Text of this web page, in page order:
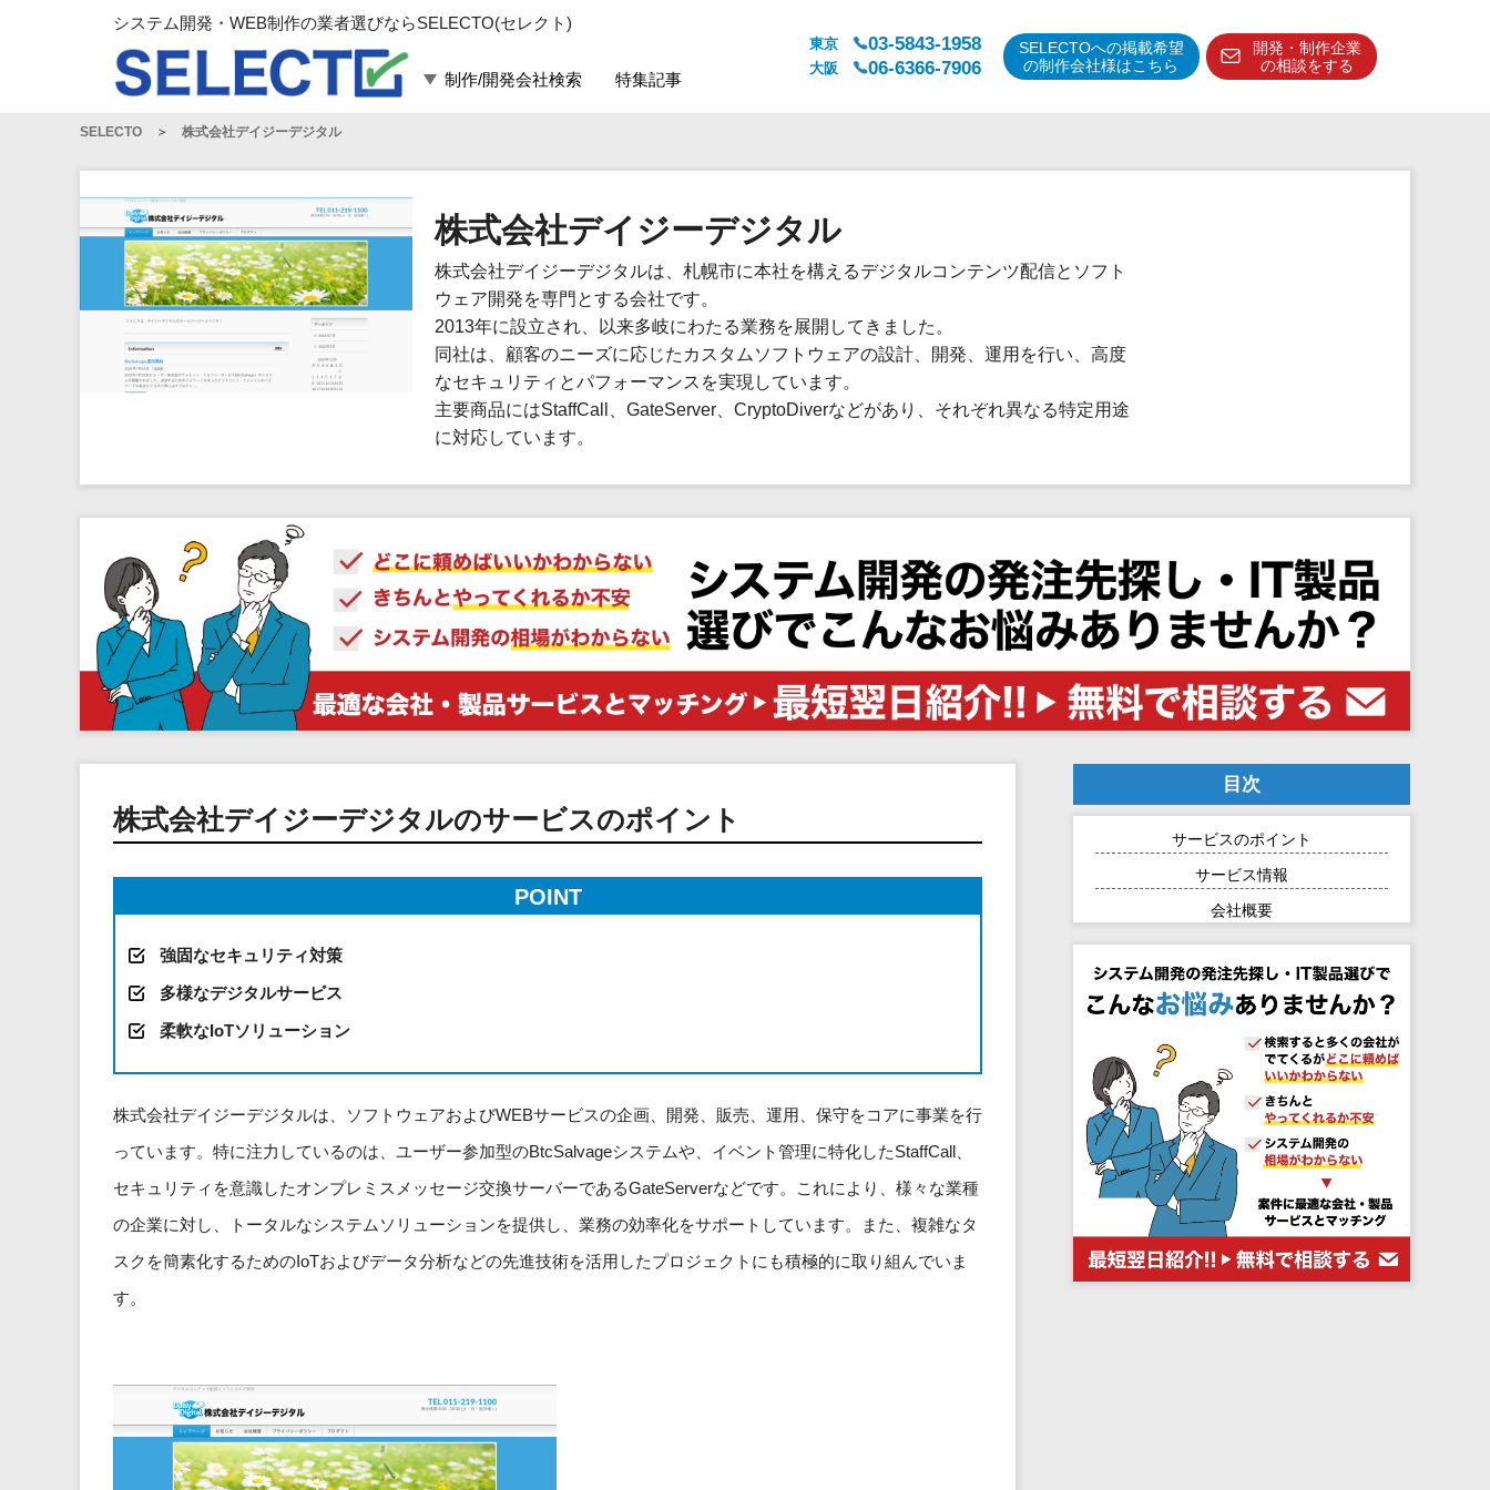
システム開発・WEB制作の業者選びならSELECTO(セレクト)
制作/開発会社検索 特集記事
東京 03-5843-1958
大阪 06-6366-7906
SELECTOへの掲載希望
の制作会社様はこちら
開発・制作企業
の相談をする
フレームワーク
構築
パッケージ
システム開発
運用代行
コンテンツ制作
コンサルティング
マーケティング
WEBサービス
人事（労務管理）
人事（採用・評価・教育）
経理・会計・財務
法務・総務
販売管理システム
マーケティング
業務全般
物流・流通向け
医療・介護業界向け
業界・業種特化型
SELECTO 株式会社デイジーデジタル
株式会社デイジーデジタル
株式会社デイジーデジタルは、札幌市に本社を構えるデジタルコンテンツ配信とソフト
ウェア開発を専門とする会社です。
2013年に設立され、以来多岐にわたる業務を展開してきました。
同社は、顧客のニーズに応じたカスタムソフトウェアの設計、開発、運用を行い、高度
なセキュリティとパフォーマンスを実現しています。
主要商品にはStaffCall、GateServer、CryptoDiverなどがあり、それぞれ異なる特定用途
に対応しています。
株式会社デイジーデジタルのサービスのポイント
POINT
強固なセキュリティ対策
多様なデジタルサービス
柔軟なIoTソリューション
株式会社デイジーデジタルは、ソフトウェアおよびWEBサービスの企画、開発、販売、運用、保守をコアに事業を行
っています。特に注力しているのは、ユーザー参加型のBtcSalvageシステムや、イベント管理に特化したStaffCall、
セキュリティを意識したオンプレミスメッセージ交換サーバーであるGateServerなどです。これにより、様々な業種
の企業に対し、トータルなシステムソリューションを提供し、業務の効率化をサポートしています。また、複雑なタ
スクを簡素化するためのIoTおよびデータ分析などの先進技術を活用したプロジェクトにも積極的に取り組んでいま
す。
目次
サービスのポイント
サービス情報
会社概要